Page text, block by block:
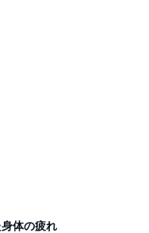
体の疲れ